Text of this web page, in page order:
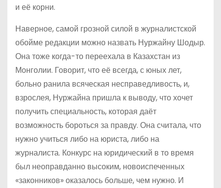
и её корни.
Наверное, самой грозной силой в журналистской
обойме редакции можно назвать Нуржайну Шодыр.
Она тоже когда-то переехала в Казахстан из
Монголии. Говорит, что её всегда, с юных лет,
больно ранила всяческая несправедливость, и,
взрослея, Нуржайна пришла к выводу, что хочет
получить специальность, которая даёт
возможность бороться за правду. Она считала, что
нужно учиться либо на юриста, либо на
журналиста. Конкурс на юридический в то время
был неоправданно высоким, новоиспеченных
«законников» оказалось больше, чем нужно. И